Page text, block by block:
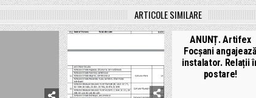
ARTICOLE SIMILARE
ANUNȚ. Artifex
Focșani angajează
instalator. Relații
postare!